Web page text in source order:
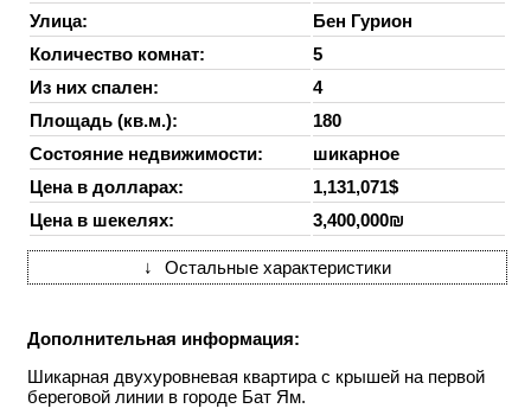
Улица:
Бен Гурион
Количество комнат:
5
Из них спален:
4
Площадь (кв.м.):
180
Состояние недвижимости:
шикарное
Цена в долларах:
1,131,071$
Цена в шекелях:
3,400,000₪
↓ Остальные характеристики
Дополнительная информация:
Шикарная двухуровневая квартира с крышей на первой
береговой линии в городе Бат Ям.